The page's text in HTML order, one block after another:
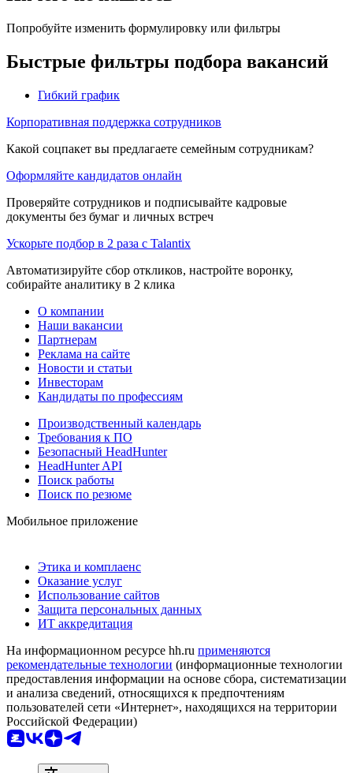
Попробуйте изменить формулировку или фильтры
Быстрые фильтры подбора вакансий
Гибкий график
Корпоративная поддержка сотрудников
Какой соцпакет вы предлагаете семейным сотрудникам?
Оформляйте кандидатов онлайн
Проверяйте сотрудников и подписывайте кадровые
документы без бумаг и личных встреч
Ускорьте подбор в 2 раза с Talantix
Автоматизируйте сбор откликов, настройте воронку,
собирайте аналитику в 2 клика
О компании
Наши вакансии
Партнерам
Реклама на сайте
Новости и статьи
Инвесторам
Кандидаты по профессиям
Производственный календарь
Требования к ПО
Безопасный HeadHunter
HeadHunter API
Поиск работы
Поиск по резюме
Мобильное приложение
Этика и комплаенс
Оказание услуг
Использование сайтов
Защита персональных данных
ИТ аккредитация
На информационном ресурсе hh.ru применяются
рекомендательные технологии (информационные технологии
предоставления информации на основе сбора, систематизации
и анализа сведений, относящихся к предпочтениям
пользователей сети «Интернет», находящихся на территории
Российской Федерации)